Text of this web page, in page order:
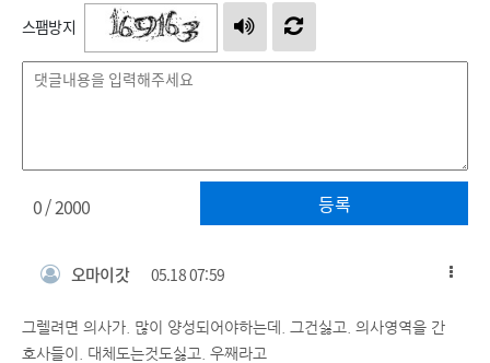
스팸방지
등록
0/ 2000
오마이갓 05.18 07:59
그렐려면 의사가. 많이 양성되어야하는데. 그건싫고. 의사영역을 간
호사들이. 대체도는것도싫고. 우째라고